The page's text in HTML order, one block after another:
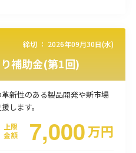
締切 ： 2026年09月30日(水)
補助金(第1回)
新性のある製品開発や新市場
します。
上限
金額
7,000万円